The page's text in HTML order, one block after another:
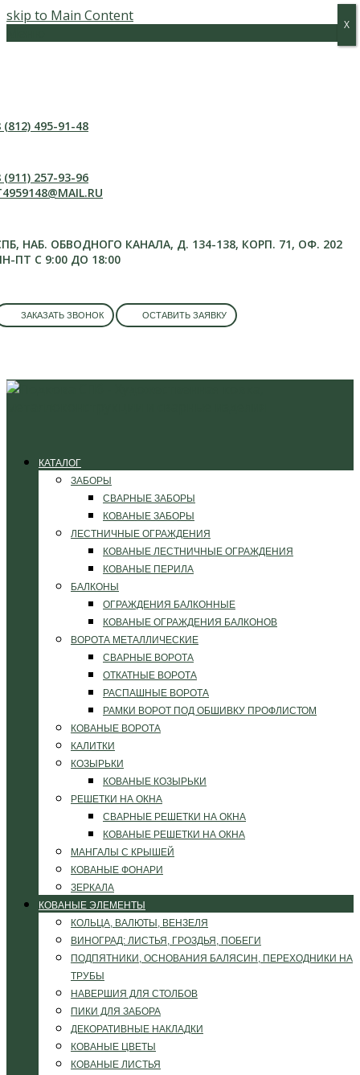
skip to Main Content
(812) 495-91-48
(911) 257-93-96
НАБ. ОБВОДНОГО КАНАЛА, Д. 134-138, КОРП. 71, ОФ. 202
ПТ С 9:00 ДО 18:00
ЗАКАЗАТЬ ЗВОНОК ОСТАВИТЬ ЗАЯВКУ
КАТАЛОГ
ЗАБОРЫ
СВАРНЫЕ ЗАБОРЫ
КОВАНЫЕ ЗАБОРЫ
ЛЕСТНИЧНЫЕ ОГРАЖДЕНИЯ
КОВАНЫЕ ЛЕСТНИЧНЫЕ ОГРАЖДЕНИЯ
КОВАНЫЕ ПЕРИЛА
БАЛКОНЫ
ОГРАЖДЕНИЯ БАЛКОННЫЕ
КОВАНЫЕ ОГРАЖДЕНИЯ БАЛКОНОВ
ВОРОТА МЕТАЛЛИЧЕСКИЕ
СВАРНЫЕ ВОРОТА
ОТКАТНЫЕ ВОРОТА
РАСПАШНЫЕ ВОРОТА
РАМКИ ВОРОТ ПОД ОБШИВКУ ПРОФЛИСТОМ
КОВАНЫЕ ВОРОТА
КАЛИТКИ
КОЗЫРЬКИ
КОВАНЫЕ КОЗЫРЬКИ
РЕШЕТКИ НА ОКНА
СВАРНЫЕ РЕШЕТКИ НА ОКНА
КОВАНЫЕ РЕШЕТКИ НА ОКНА
МАНГАЛЫ С КРЫШЕЙ
КОВАНЫЕ ФОНАРИ
ЗЕРКАЛА
КОВАНЫЕ ЭЛЕМЕНТЫ
КОЛЬЦА, ВАЛЮТЫ, ВЕНЗЕЛЯ
ВИНОГРАД: ЛИСТЬЯ, ГРОЗДЬЯ, ПОБЕГИ
ПОДПЯТНИКИ, ОСНОВАНИЯ БАЛЯСИН, ПЕРЕХОДНИКИ НА
ТРУБЫ
НАВЕРШИЯ ДЛЯ СТОЛБОВ
ПИКИ ДЛЯ ЗАБОРА
ДЕКОРАТИВНЫЕ НАКЛАДКИ
КОВАНЫЕ ЦВЕТЫ
КОВАНЫЕ ЛИСТЬЯ
Х
Х